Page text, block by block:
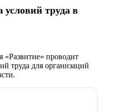
труда в
«Развитие» проводит
труда для организаций